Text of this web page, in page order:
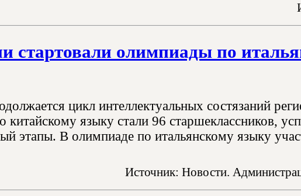
стартовали олимпиады по
цикл интеллектуальных состязаний
китайскому языку стали 96 старшеклассников,
этапы. В олимпиаде по итальянскому языку
Источник: Новости.